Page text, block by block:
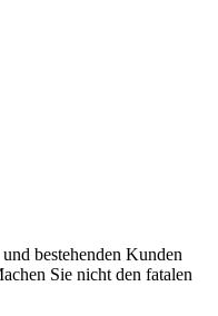
bestehenden Kunden
Sie nicht den fatalen